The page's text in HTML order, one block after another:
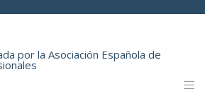
por la Asociación Española de